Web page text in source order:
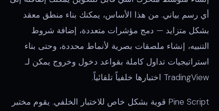
أي رسم بياني. من هذا الأساس، يمكنك بناء منطق معقد
بشكل متزايد — دمج مؤشرات متعددة، إضافة شروط
التنبيه، إنشاء ملصقات بصرية لأنماط محددة، وحتى بناء
استراتيجيات تداول كاملة بقواعد دخول وخروج يمكن لـ
TradingView اختبارها خلفياً تلقائياً.
Pine Script قوية بشكل خاص للاختبار الخلفي. يقوم مختبر